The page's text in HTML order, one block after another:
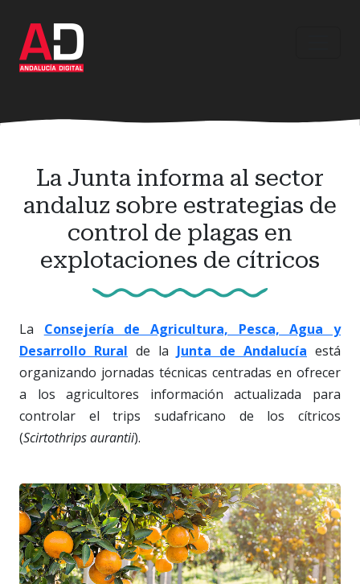
contenido
principal
La Junta informa al sector
andaluz sobre estrategias de
control de plagas en
explotaciones de cítricos
La Consejería de Agricultura, Pesca, Agua y
Desarrollo Rural de la Junta de Andalucía está
organizando jornadas técnicas centradas en ofrecer
a los agricultores información actualizada para
controlar el trips sudafricano de los cítricos
(Scirtothrips aurantii).